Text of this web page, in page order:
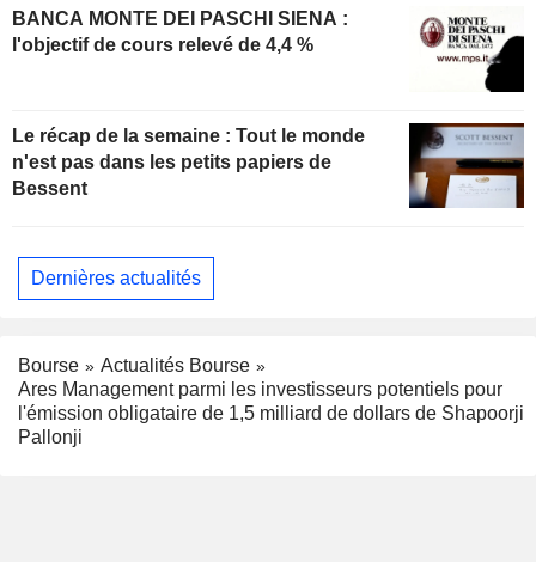
BANCA MONTE DEI PASCHI SIENA :
l'objectif de cours relevé de 4,4 %
Le récap de la semaine : Tout le monde
n'est pas dans les petits papiers de
Bessent
Dernières actualités
Bourse
Actualités Bourse
Ares Management parmi les investisseurs potentiels pour
l'émission obligataire de 1,5 milliard de dollars de Shapoorji
Pallonji